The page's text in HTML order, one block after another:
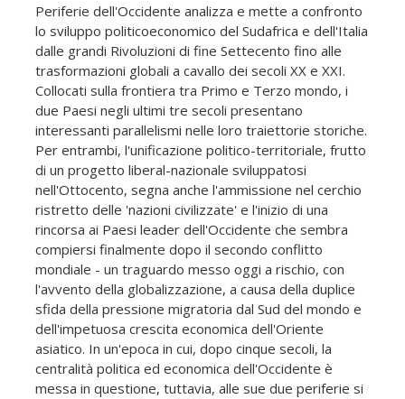
Periferie dell'Occidente analizza e mette a confronto
lo sviluppo politicoeconomico del Sudafrica e dell'Italia
dalle grandi Rivoluzioni di fine Settecento fino alle
trasformazioni globali a cavallo dei secoli XX e XXI.
Collocati sulla frontiera tra Primo e Terzo mondo, i
due Paesi negli ultimi tre secoli presentano
interessanti parallelismi nelle loro traiettorie storiche.
Per entrambi, l'unificazione politico-territoriale, frutto
di un progetto liberal-nazionale sviluppatosi
nell'Ottocento, segna anche l'ammissione nel cerchio
ristretto delle 'nazioni civilizzate' e l'inizio di una
rincorsa ai Paesi leader dell'Occidente che sembra
compiersi finalmente dopo il secondo conflitto
mondiale - un traguardo messo oggi a rischio, con
l'avvento della globalizzazione, a causa della duplice
sfida della pressione migratoria dal Sud del mondo e
dell'impetuosa crescita economica dell'Oriente
asiatico. In un'epoca in cui, dopo cinque secoli, la
centralità politica ed economica dell'Occidente è
messa in questione, tuttavia, alle sue due periferie si